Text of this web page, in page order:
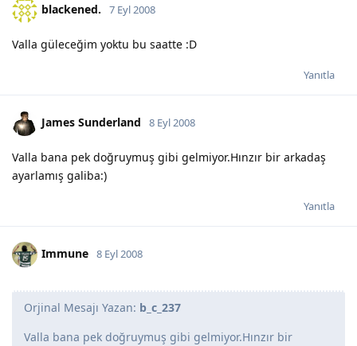
blackened. 7 Eyl 2008
Valla güleceğim yoktu bu saatte :D
Yanıtla
James Sunderland 8 Eyl 2008
Valla bana pek doğruymuş gibi gelmiyor.Hınzır bir arkadaş
ayarlamış galiba:)
Yanıtla
Immune 8 Eyl 2008
Orjinal Mesajı Yazan: b_c_237
Valla bana pek doğruymuş gibi gelmiyor.Hınzır bir